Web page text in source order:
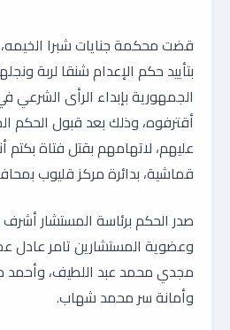
قضت محكمة جنايات شبرا الخيمه،
بتأييد حكم الإعدام شنقا لربة
الجمهورية بإبداء الرأى
أقترفوه، وذلك بعد قبول الحكم
عليهم، لاتهامهم بقتل فتاة
قماشية، بدائرة مركز قليوب
صدر الحكم برئاسة المستشار
وعضوية المستشارين تامر عادل
مجدي محمد عبد اللطيف،
وأمانة سر محمد شهاب.